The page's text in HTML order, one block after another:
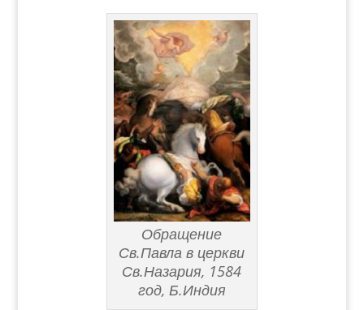
Обращение
Св.Павла в церкви
Св.Назария, 1584
год, Б.Индия